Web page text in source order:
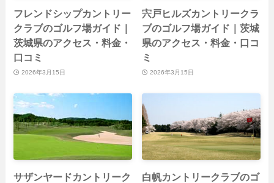
フレンドシップカントリー
クラブのゴルフ場ガイド｜
茨城県のアクセス・料金・
口コミ
2026年3月15日
宍戸ヒルズカントリークラ
ブのゴルフ場ガイド｜茨城
県のアクセス・料金・口コ
ミ
2026年3月15日
サザンヤードカントリーク 白帆カントリークラブのゴ